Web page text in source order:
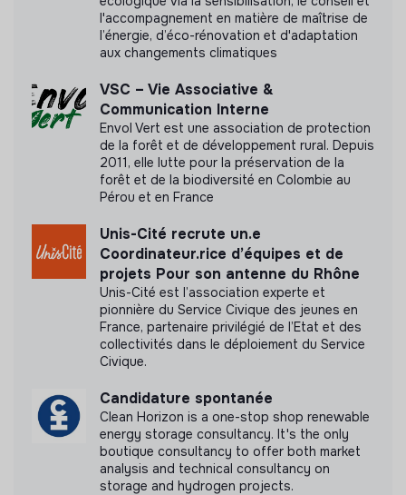
Labels et certifications
Cette structure n'a pas souhaité nous
communiquer les labels ou certifications qu'elle a
pu obtenir.
Documents
transparence
l'accompagnement en matière de maîtrise de
l’énergie, d’éco-rénovation et d'adaptation
aux changements climatiques
VSC – Vie Associative &
Communication Interne
Envol Vert est une association de protection
de la forêt et de développement rural. Depuis
2011, elle lutte pour la préservation de la
forêt et de la biodiversité en Colombie au
Pérou et en France
Unis-Cité recrute un.e
Coordinateur.rice d’équipes et de
projets Pour son antenne du Rhône
Unis-Cité est l’association experte et
pionnière du Service Civique des jeunes en
France, partenaire privilégié de l’Etat et des
collectivités dans le déploiement du Service
Civique.
Candidature spontanée
Clean Horizon is a one-stop shop renewable
energy storage consultancy. It's the only
boutique consultancy to offer both market
analysis and technical consultancy on
storage and hydrogen projects.